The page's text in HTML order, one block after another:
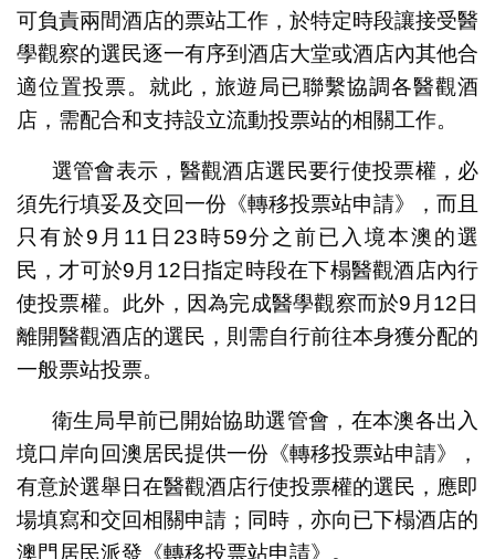
可負責兩間酒店的票站工作，於特定時段讓接受醫
學觀察的選民逐一有序到酒店大堂或酒店內其他合
適位置投票。就此，旅遊局已聯繫協調各醫觀酒
店，需配合和支持設立流動投票站的相關工作。
選管會表示，醫觀酒店選民要行使投票權，必
須先行填妥及交回一份《轉移投票站申請》，而且
只有於9月11日23時59分之前已入境本澳的選
民，才可於9月12日指定時段在下榻醫觀酒店內行
使投票權。此外，因為完成醫學觀察而於9月12日
離開醫觀酒店的選民，則需自行前往本身獲分配的
一般票站投票。
衛生局早前已開始協助選管會，在本澳各出入
境口岸向回澳居民提供一份《轉移投票站申請》，
有意於選舉日在醫觀酒店行使投票權的選民，應即
場填寫和交回相關申請；同時，亦向已下榻酒店的
澳門居民派發《轉移投票站申請》。